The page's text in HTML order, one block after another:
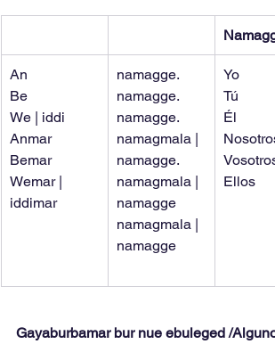
An
Be
We | iddi
Anmar
Bemar
Wemar |
iddimar
namagge.
namagge.
namagge.
namagmala |
namagge.
namagmala |
namagge
namagmala |
namagge
Yo
Tú
Él
Ellos
Gayaburbamar bur nue ebuleged /